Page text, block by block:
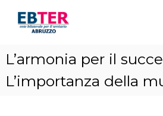
L’armonia per il
L’importanza della